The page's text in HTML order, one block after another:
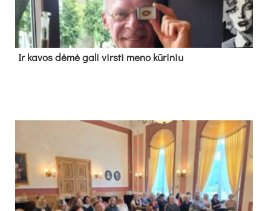
Ir ka­vos dė­mė ga­li virs­ti me­no kū­ri­niu